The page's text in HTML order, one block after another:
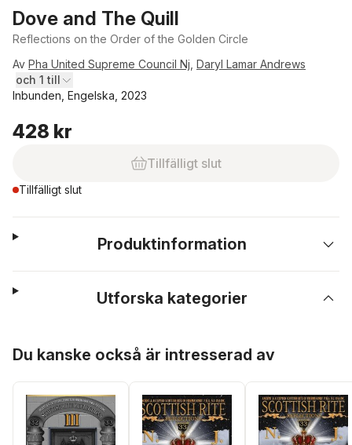
Dove and The Quill
Reflections on the Order of the Golden Circle
Av Pha United Supreme Council Nj Daryl Lamar Andrews
och 1 till
Inbunden, Engelska, 2023
428 kr
Tillfälligt slut
Tillfälligt slut
Produktinformation
Utforska kategorier
Du kanske också är intresserad av